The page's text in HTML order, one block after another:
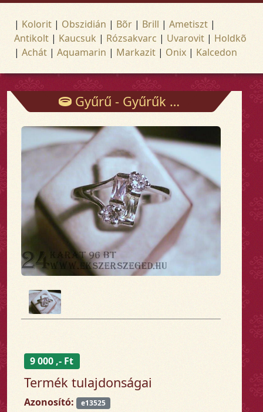
| Kolorit | Obszidián | Bõr | Brill | Ametiszt |
Antikolt | Kaucsuk | Rózsakvarc | Uvarovit | Holdkõ
| Achát | Aquamarin | Markazit | Onix | Kalcedon
Gyűrű - Gyűrűk - Arany és ezüst ékszerek
9 000 ,- Ft
Termék tulajdonságai
Azonosító: e13525